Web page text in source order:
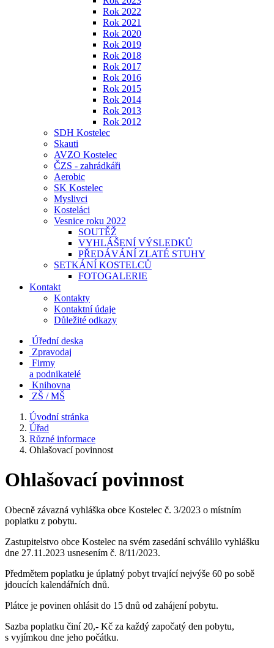
Rok 2022
Rok 2021
Rok 2020
Rok 2019
Rok 2018
Rok 2017
Rok 2016
Rok 2015
Rok 2014
Rok 2013
Rok 2012
SDH Kostelec
Skauti
AVZO Kostelec
ČZS - zahrádkáři
Aerobic
SK Kostelec
Myslivci
Kosteláci
Vesnice roku 2022
SOUTĚŽ
VYHLÁŠENÍ VÝSLEDKŮ
PŘEDÁVÁNÍ ZLATÉ STUHY
SETKÁNÍ KOSTELCŮ
FOTOGALERIE
Kontakt
Kontakty
Kontaktní údaje
Důležité odkazy
Úřední deska
Zpravodaj
Firmy
a podnikatelé
Knihovna
ZŠ / MŠ
Úvodní stránka
Úřad
Různé informace
Ohlašovací povinnost
Ohlašovací povinnost
Obecně závazná vyhláška obce Kostelec č. 3/2023 o místním
poplatku z pobytu.
Zastupitelstvo obce Kostelec na svém zasedání schválilo vyhlášku
dne 27.11.2023 usnesením č. 8/11/2023.
Předmětem poplatku je úplatný pobyt trvající nejvýše 60 po sobě
jdoucích kalendářních dnů.
Plátce je povinen ohlásit do 15 dnů od zahájení pobytu.
Sazba poplatku činí 20,- Kč za každý započatý den pobytu,
s vyjímkou dne jeho počátku.